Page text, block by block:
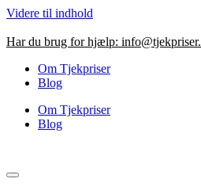
Videre til indhold
Har du brug for hjælp:
Om Tjekpriser
Blog
Om Tjekpriser
Blog